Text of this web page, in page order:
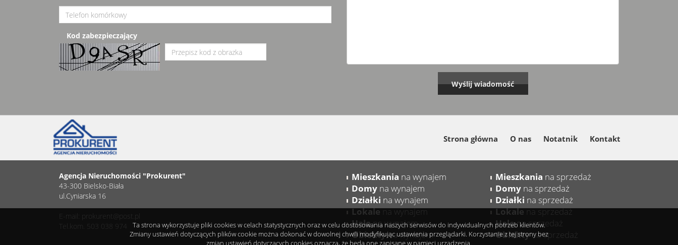
Kod zabezpieczający
Strona główna O nas Notatnik Kontakt
Agencja Nieruchomości "Prokurent"
43-300 Bielsko-Biała
ul.Cyniarska 16
E-mail: prokurent@post.pl
Tel.kom. 503 038 974
Mieszkania na wynajem
Domy na wynajem
Działki na wynajem
Lokalena wynajem
Halena wynajem
Obiektyna wynajem
Mieszkania na sprzedaż
Domy na sprzedaż
Działki na sprzedaż
Lokalena sprzedaż
Halena sprzedaż
Obiektyna sprzedaż
Ta strona wykorzystuje pliki cookies w celach statystycznych oraz w celu dostosowania naszych serwisów do indywidualnych potrzeb klientów.
Zmiany ustawień dotyczących plików cookie można dokonać w dowolnej chwili modyfikując ustawienia przeglądarki. Korzystanie z tej strony bez
zmian ustawień dotyczących cookies oznacza, że będą one zapisane w pamięci urządzenia.